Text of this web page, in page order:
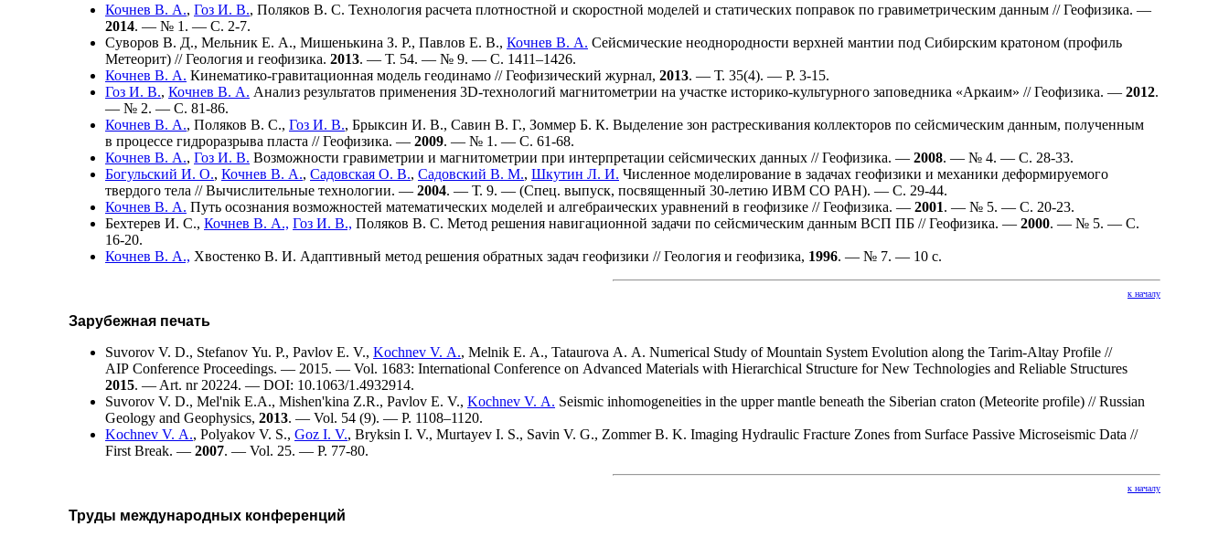
Кочнев В. А., Гоз И. В., Поляков В. С. Технология расчета плотностной и скоростной моделей и статических поправок по гравиметрическим данным // Геофизика. —
2014. — № 1. — С. 2-7.
Суворов В. Д., Мельник Е. А., Мишенькина З. Р., Павлов Е. В., Кочнев В. А. Cейсмические неоднородности верхней мантии под Сибирским кратоном (профиль
Метеорит) // Геология и геофизика. 2013. — Т. 54. — № 9. — С. 1411–1426.
Кочнев В. А. Кинематико-гравитационная модель геодинамо // Геофизический журнал, 2013. — Т. 35(4). — P. 3-15.
Гоз И. В., Кочнев В. А. Анализ результатов применения 3D-технологий магнитометрии на участке историко-культурного заповедника «Аркаим» // Геофизика. — 2012.
— № 2. — С. 81-86.
Кочнев В. А., Поляков В. С., Гоз И. В., Брыксин И. В., Савин В. Г., Зоммер Б. К. Выделение зон растрескивания коллекторов по сейсмическим данным, полученным
в процессе гидроразрыва пласта // Геофизика. — 2009. — № 1. — С. 61-68.
Кочнев В. А., Гоз И. В. Возможности гравиметрии и магнитометрии при интерпретации сейсмических данных // Геофизика. — 2008. — № 4. — С. 28-33.
Богульский И. О., Кочнев В. А., Садовская О. В., Садовский В. М., Шкутин Л. И. Численное моделирование в задачах геофизики и механики деформируемого
твердого тела // Вычислительные технологии. — 2004. — Т. 9. — (Спец. выпуск, посвященный 30-летию ИВМ СО РАН). — С. 29-44.
Кочнев В. А. Путь осознания возможностей математических моделей и алгебраических уравнений в геофизике // Геофизика. — 2001. — № 5. — С. 20-23.
Бехтерев И. С., Кочнев В. А., Гоз И. В., Поляков В. С. Метод решения навигационной задачи по сейсмическим данным ВСП ПБ // Геофизика. — 2000. — № 5. — С.
16-20.
Кочнев В. А., Хвостенко В. И. Адаптивный метод решения обратных задач геофизики // Геология и геофизика, 1996. — № 7. — 10 с.
к началу
Зарубежная печать
Suvorov V. D., Stefanov Yu. P., Pavlov E. V., Kochnev V. A., Melnik E. A., Tataurova A. A. Numerical Study of Mountain System Evolution along the Tarim-Altay Profile //
AIP Conference Proceedings. — 2015. — Vol. 1683: International Conference on Advanced Materials with Hierarchical Structure for New Technologies and Reliable Structures
2015. — Art. nr 20224. — DOI: 10.1063/1.4932914.
Suvorov V. D., Mel'nik E.A., Mishen'kina Z.R., Pavlov E. V., Kochnev V. A. Seismic inhomogeneities in the upper mantle beneath the Siberian craton (Meteorite profile) // Russian
Geology and Geophysics, 2013. — Vol. 54 (9). — P. 1108–1120.
Kochnev V. A., Polyakov V. S., Goz I. V., Bryksin I. V., Murtayev I. S., Savin V. G., Zommer B. K. Imaging Hydraulic Fracture Zones from Surface Passive Microseismic Data //
First Break. — 2007. — Vol. 25. — P. 77-80.
к началу
Труды международных конференций